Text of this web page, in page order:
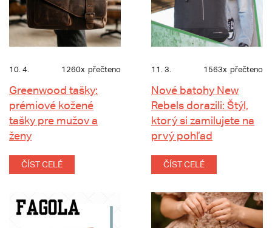
10. 4. 1260x přečteno
Greenwood tašky:
prémiové kožené
tašky pre mužov a
ženy
ČÍST CELÉ
11. 3. 1563x přečteno
Nové batohy New
Rebels dorazili: Štýl,
ktorý si zamilujete na
prvý pohľad
ČÍST CELÉ